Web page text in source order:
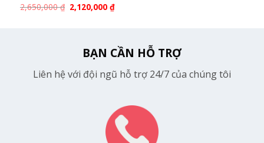
2,650,000₫ 2,120,000₫
BẠN CẦN HỖ TRỢ
Liên hệ với đội ngũ hỗ trợ 24/7 của chúng tôi